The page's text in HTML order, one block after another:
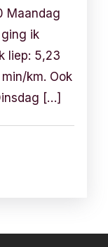
Maandag
ik
liep: 5,23
km. Ook
[…]